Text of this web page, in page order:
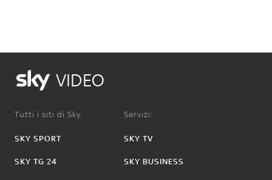
VIDEO
Tutti i siti di Sky:
SKY SPORT
SKY TG 24
Servizi:
SKY TV
SKY BUSINESS